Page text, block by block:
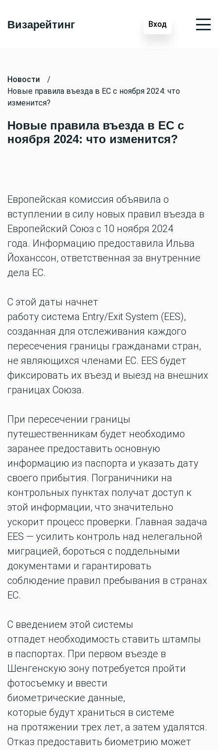
Визарейтинг Вход
Новости
/
Новые правила въезда в ЕС с ноября 2024: что
изменится?
Новые правила въезда в ЕС с
ноября 2024: что изменится?
Европейская комиссия объявила о
вступлении в силу новых правил въезда в
Европейский Союз с 10 ноября 2024
года. Информацию предоставила Ильва
Йоханссон, ответственная за внутренние
дела ЕС.
С этой даты начнет
работу система Entry/Exit System (EES),
созданная для отслеживания каждого
пересечения границы гражданами стран,
не являющихся членами ЕС. EES будет
фиксировать их въезд и выезд на внешних
границах Союза.
При пересечении границы
путешественникам будет необходимо
заранее предоставить основную
информацию из паспорта и указать дату
своего прибытия. Пограничники на
контрольных пунктах получат доступ к
этой информации, что значительно
ускорит процесс проверки. Главная задача
EES — усилить контроль над нелегальной
миграцией, бороться с поддельными
документами и гарантировать
соблюдение правил пребывания в странах
ЕС.
С введением этой системы
отпадет необходимость ставить штампы
в паспортах. При первом въезде в
Шенгенскую зону потребуется пройти
фотосъемку и ввести
биометрические данные,
которые будут храниться в системе
на протяжении трех лет, а затем удалятся.
Отказ предоставить биометрию может